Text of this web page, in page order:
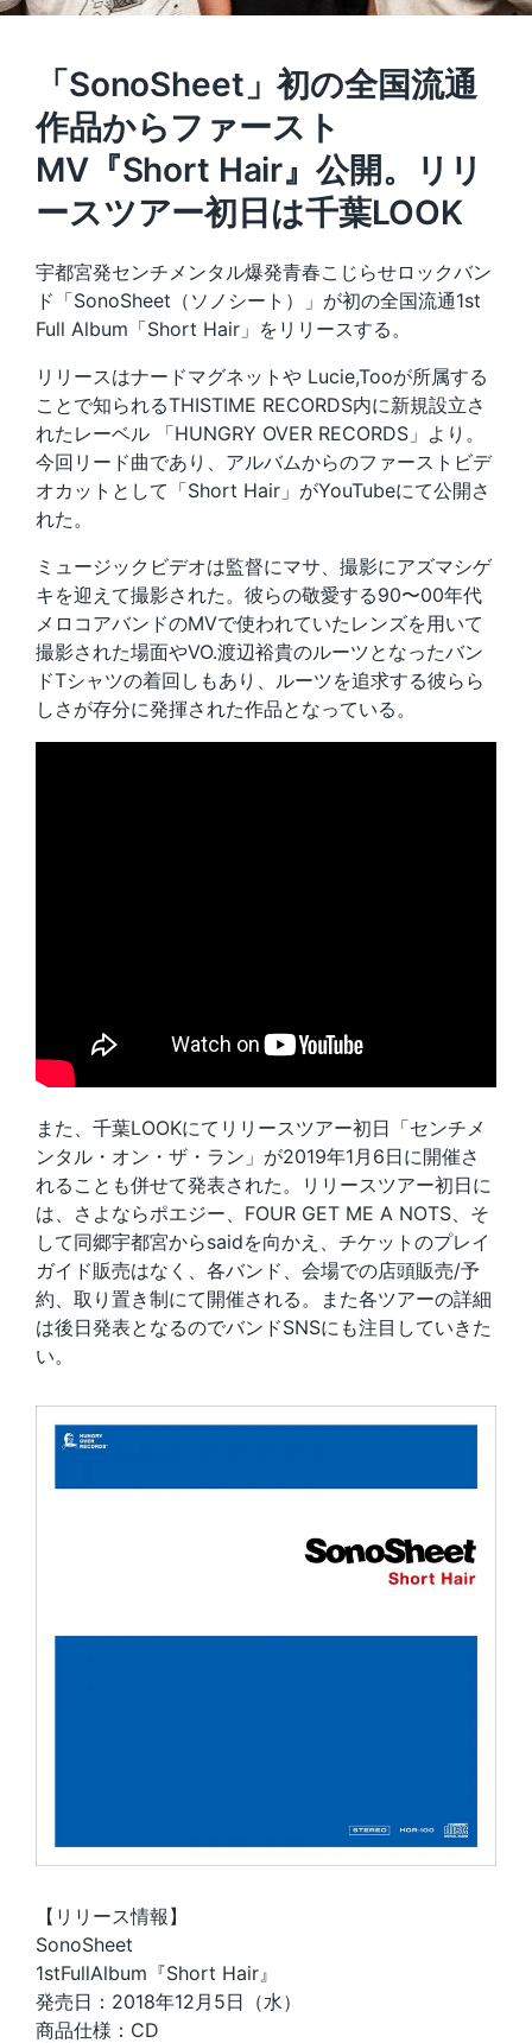
「SonoSheet」初の全国流通
作品からファースト
MV『Short Hair』公開。リリ
ースツアー初日は千葉LOOK
宇都宮発センチメンタル爆発青春こじらせロックバン
ド「SonoSheet（ソノシート）」が初の全国流通1st
Full Album「Short Hair」をリリースする。
リリースはナードマグネットや Lucie,Tooが所属する
ことで知られるTHISTIME RECORDS内に新規設立さ
れたレーベル 「HUNGRY OVER RECORDS」より。
今回リード曲であり、アルバムからのファーストビデ
オカットとして「Short Hair」がYouTubeにて公開さ
れた。
ミュージックビデオは監督にマサ、撮影にアズマシゲ
キを迎えて撮影された。彼らの敬愛する90〜00年代
メロコアバンドのMVで使われていたレンズを用いて
撮影された場面やVO.渡辺裕貴のルーツとなったバン
ドTシャツの着回しもあり、ルーツを追求する彼らら
しさが存分に発揮された作品となっている。
また、千葉LOOKにてリリースツアー初日「センチメ
ンタル・オン・ザ・ラン」が2019年1月6日に開催さ
れることも併せて発表された。リリースツアー初日に
は、さよならポエジー、FOUR GET ME A NOTS、そ
して同郷宇都宮からsaidを向かえ、チケットのプレイ
ガイド販売はなく、各バンド、会場での店頭販売/予
約、取り置き制にて開催される。また各ツアーの詳細
は後日発表となるのでバンドSNSにも注目していきた
い。
【リリース情報】
SonoSheet
1stFullAlbum『Short Hair』
発売日：2018年12月5日（水）
商品仕様：CD